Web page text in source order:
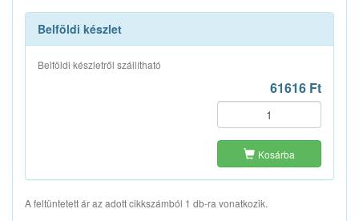
Belföldi készlet
Belföldi készletről szállítható
61616 Ft
Kosárba
A feltüntetett ár az adott cikkszámból 1 db-ra vonatkozik.